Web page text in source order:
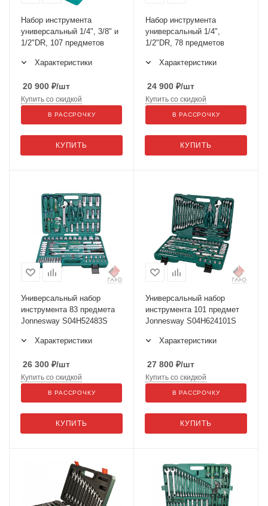
Набор инструмента
универсальный 1/4", 3/8" и
1/2"DR, 107 предметов
Характеристики
20 900 ₽/шт
КУПИТЬ
Купить со скидкой
В РАССРОЧКУ
Набор инструмента
универсальный 1/4",
1/2"DR, 78 предметов
Характеристики
24 900 ₽/шт
КУПИТЬ
Купить со скидкой
В РАССРОЧКУ
Универсальный набор
инструмента 83 предмета
Jonnesway S04H52483S
Характеристики
26 300 ₽/шт
КУПИТЬ
Купить со скидкой
В РАССРОЧКУ
Универсальный набор
инструмента 101 предмет
Jonnesway S04H624101S
Характеристики
27 800 ₽/шт
КУПИТЬ
Купить со скидкой
В РАССРОЧКУ